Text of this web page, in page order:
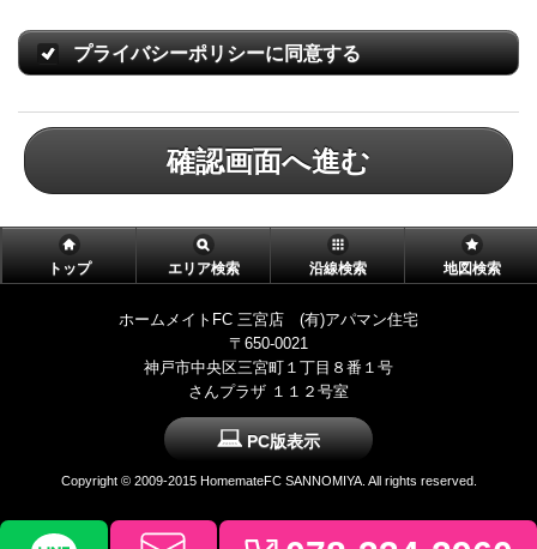
プライバシーポリシーに同意する
確認画面へ進む
トップ エリア検索 沿線検索 地図検索
ホームメイトFC 三宮店 (有)アパマン住宅
〒650-0021
神戸市中央区三宮町１丁目８番１号
さんプラザ １１２号室
PC版表示
Copyright © 2009-2015 HomemateFC SANNOMIYA. All rights reserved.